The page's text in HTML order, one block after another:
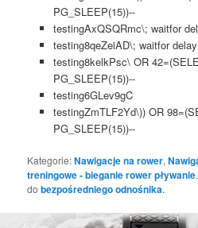
PG_SLEEP(15))--
testingAxQSQRmc\; waitfor
testing8qeZeiAD\; waitfor
testing8kelkPsc\ OR
PG_SLEEP(15))--
testing6GLev9gC
testingZmTLF2Yd\)) OR
PG_SLEEP(15))--
Kategorie:Nawigacje na rower,
treningowe - bieganie rower pływanie
dobezpośredniego odnośnika.